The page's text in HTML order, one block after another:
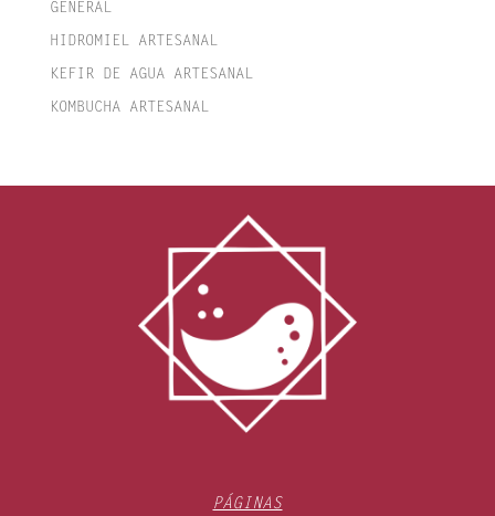
GENERAL
HIDROMIEL ARTESANAL
KEFIR DE AGUA ARTESANAL
KOMBUCHA ARTESANAL
PÁGINAS